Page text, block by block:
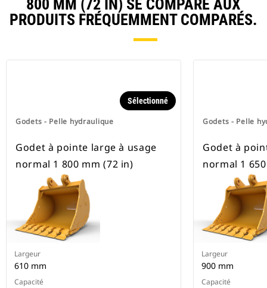
pneus.
800 MM (72 IN) SE COMPARE AUX
PRODUITS FRÉQUEMMENT COMPARÉS.
Godets - Pelle hydraulique
Sélectionné
Godet à pointe large à usage
normal 1 800 mm (72 in)
Largeur
610 mm
Capacité
Godets - Pelle
Godet à
normal 1
Largeur
900 mm
Capacité